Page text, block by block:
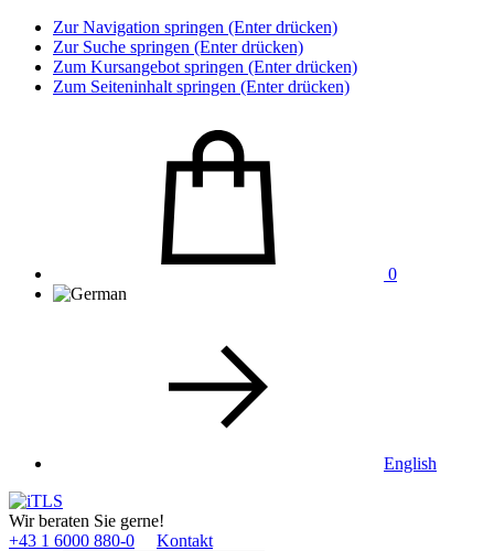
Zur Navigation springen (Enter drücken)
Zur Suche springen (Enter drücken)
Zum Kursangebot springen (Enter drücken)
Zum Seiteninhalt springen (Enter drücken)
0
English
Wir beraten Sie gerne!
+43 1 6000 880­-0
Kontakt